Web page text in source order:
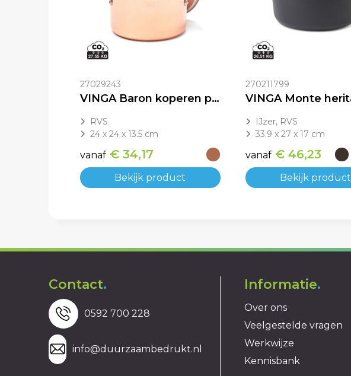
27029243
VINGA Baron koperen pan
RVS
24 x 24 x 13.5 cm
vanaf € 34,17
Bekijk product
270211799
IJzer, RVS
33.9 x 27 x 17 cm
vanaf € 46,23
Bekijk product
Contact.
0592 700 228
info@duurzaambedrukt.nl
Informatie.
Over ons
Veelgestelde vragen
Werkwijze
Kennisbank